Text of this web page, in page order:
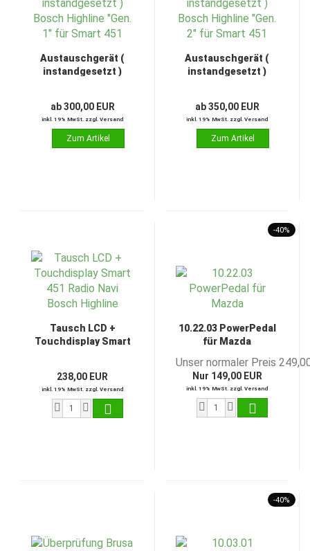
Austauschgerät (
instandgesetzt )
ab 300,00 EUR
inkl. 19% MwSt. zzgl. Versand
Austauschgerät (
instandgesetzt )
ab 350,00 EUR
inkl. 19% MwSt. zzgl. Versand
Tausch LCD +
Touchdisplay Smart
238,00 EUR
inkl. 19% MwSt. zzgl. Versand
-40%
10.22.03 PowerPedal
für Mazda
Unser normaler Preis
Nur 149,00 EUR
inkl. 19% MwSt. zzgl. Versand
-40%